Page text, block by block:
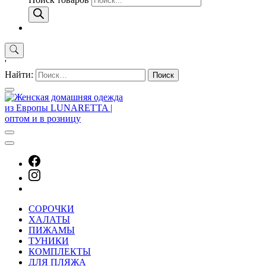
'
Найти:
СОРОЧКИ
ХАЛАТЫ
ПИЖАМЫ
ТУНИКИ
КОМПЛЕКТЫ
ДЛЯ ПЛЯЖА